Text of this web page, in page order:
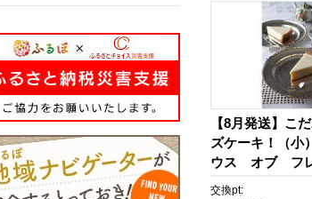
【8月発送】こ
ズケーキ！（小
ウス オブ フレ
☆
交換pt: